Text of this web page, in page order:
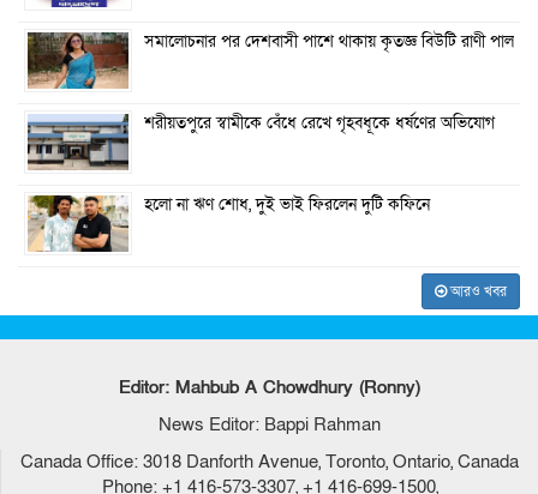
সমালোচনার পর দেশবাসী পাশে থাকায় কৃতজ্ঞ বিউটি রাণী পাল
শরীয়তপুরে স্বামীকে বেঁধে রেখে গৃহবধূকে ধর্ষণের অভিযোগ
হলো না ঋণ শোধ, দুই ভাই ফিরলেন দুটি কফিনে
আরও খবর
Editor: Mahbub A Chowdhury (Ronny)
News Editor: Bappi Rahman
Canada Office: 3018 Danforth Avenue, Toronto, Ontario, Canada
Phone: +1 416-573-3307, +1 416-699-1500,